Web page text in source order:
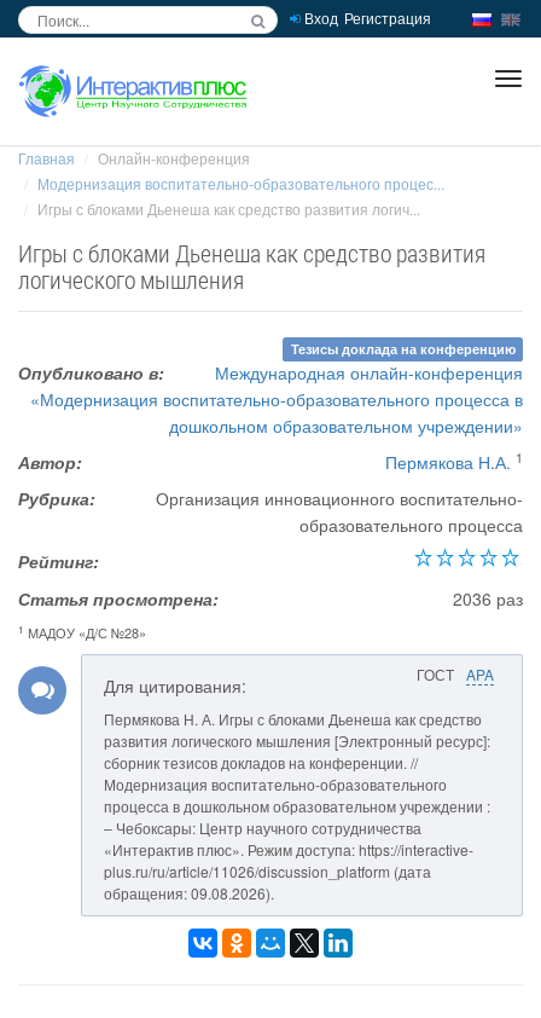
Вход Регистрация
Главная
Онлайн-конференция
Модернизация воспитательно-образовательного процес...
Игры с блоками Дьенеша как средство развития логич...
Игры с блоками Дьенеша как средство развития
логического мышления
Тезисы доклада на конференцию
Опубликовано в:
Международная онлайн-конференция
«Модернизация воспитательно-образовательного процесса в
дошкольном образовательном учреждении»
Автор:
Пермякова Н.А. 1
Рубрика:
Организация инновационного воспитательно-
образовательного процесса
Рейтинг:
Статья просмотрена:
2036 раз
1 МАДОУ «Д/С №28»
ГОСТ APA
Для цитирования:
Пермякова Н. А. Игры с блоками Дьенеша как средство
развития логического мышления [Электронный ресурс]:
сборник тезисов докладов на конференции. //
Модернизация воспитательно-образовательного
процесса в дошкольном образовательном учреждении :
– Чебоксары: Центр научного сотрудничества
«Интерактив плюс». Режим доступа: https://interactive-
plus.ru/ru/article/11026/discussion_platform (дата
обращения: 09.08.2026).